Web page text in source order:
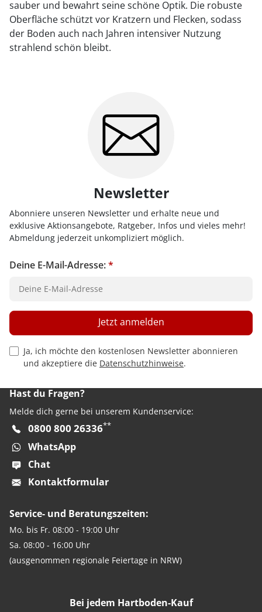
sauber und bewahrt seine schöne Optik. Die robuste
Oberfläche schützt vor Kratzern und Flecken, sodass
der Boden auch nach Jahren intensiver Nutzung
strahlend schön bleibt.
Newsletter
Abonniere unseren Newsletter und erhalte neue und
exklusive Aktionsangebote, Ratgeber, Infos und vieles mehr!
Abmeldung jederzeit unkompliziert möglich.
Deine E-Mail-Adresse:*
Privacy Policy Checkbox
Ja, ich möchte den kostenlosen Newsletter abonnieren
und akzeptiere die Datenschutzhinweise.
Jetzt anmelden
Hast du Fragen?
Melde dich gerne bei unserem Kundenservice:
0800 800 26336**
WhatsApp
Chat
Kontaktformular
Service- und Beratungszeiten:
Mo. bis Fr. 08:00 - 19:00 Uhr
Sa. 08:00 - 16:00 Uhr
(ausgenommen regionale Feiertage in NRW)
Bei jedem Hartboden-Kauf